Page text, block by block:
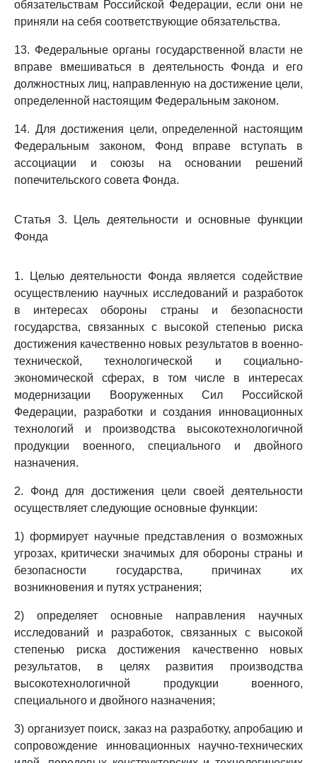
обязательствам Российской Федерации, если они не
приняли на себя соответствующие обязательства.
13. Федеральные органы государственной власти не
вправе вмешиваться в деятельность Фонда и его
должностных лиц, направленную на достижение цели,
определенной настоящим Федеральным законом.
14. Для достижения цели, определенной настоящим
Федеральным законом, Фонд вправе вступать в
ассоциации и союзы на основании решений
попечительского совета Фонда.
Статья 3. Цель деятельности и основные функции
Фонда
1. Целью деятельности Фонда является содействие
осуществлению научных исследований и разработок
в интересах обороны страны и безопасности
государства, связанных с высокой степенью риска
достижения качественно новых результатов в военно-
технической, технологической и социально-
экономической сферах, в том числе в интересах
модернизации Вооруженных Сил Российской
Федерации, разработки и создания инновационных
технологий и производства высокотехнологичной
продукции военного, специального и двойного
назначения.
2. Фонд для достижения цели своей деятельности
осуществляет следующие основные функции:
1) формирует научные представления о возможных
угрозах, критически значимых для обороны страны и
безопасности государства, причинах их
возникновения и путях устранения;
2) определяет основные направления научных
исследований и разработок, связанных с высокой
степенью риска достижения качественно новых
результатов, в целях развития производства
высокотехнологичной продукции военного,
специального и двойного назначения;
3) организует поиск, заказ на разработку, апробацию и
сопровождение инновационных научно-технических